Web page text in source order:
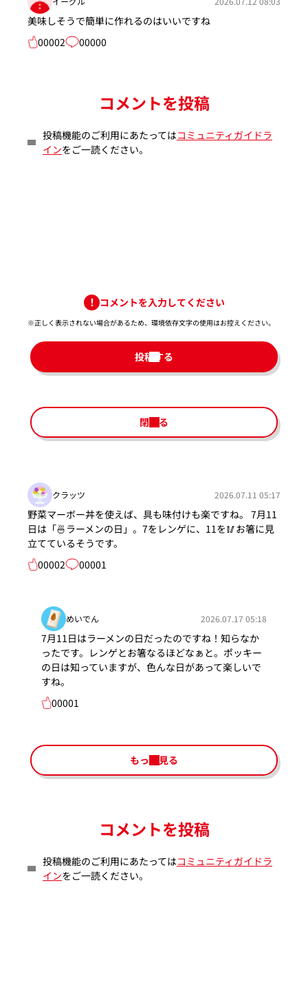
美味しそうで簡単に作れるのはいいですね
00002
00000
コメントを投稿
投稿機能のご利用にあたってはコミュニティガイドラ
インをご一読ください。
コメントを入力してください
※正しく表示されない場合があるため、環境依存文字の使用はお控えください。​
投稿する
閉じる
クラッツ 2026.07.11 05:17
野菜マーボー丼を使えば、具も味付けも楽ですね。 7月11
日は「🍜ラーメンの日」。7をレンゲに、11を🥢お箸に見
立てているそうです。
00002
00001
めいでん 2026.07.17 05:18
7月11日はラーメンの日だったのですね！知らなか
ったです。レンゲとお箸なるほどなぁと。ポッキー
の日は知っていますが、色んな日があって楽しいで
すね。
00001
もっと見る
コメントを投稿
投稿機能のご利用にあたってはコミュニティガイドラ
インをご一読ください。